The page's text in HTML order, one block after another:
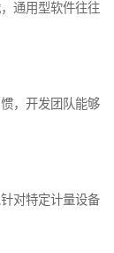
通用型软件往往
，开发团队能够
对特定计量设备